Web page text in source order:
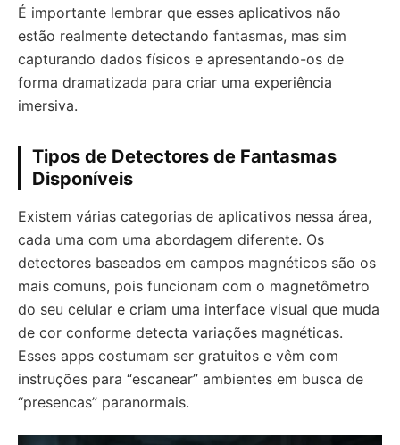
É importante lembrar que esses aplicativos não
estão realmente detectando fantasmas, mas sim
capturando dados físicos e apresentando-os de
forma dramatizada para criar uma experiência
imersiva.
Tipos de Detectores de Fantasmas
Disponíveis
Existem várias categorias de aplicativos nessa área,
cada uma com uma abordagem diferente. Os
detectores baseados em campos magnéticos são os
mais comuns, pois funcionam com o magnetômetro
do seu celular e criam uma interface visual que muda
de cor conforme detecta variações magnéticas.
Esses apps costumam ser gratuitos e vêm com
instruções para “escanear” ambientes em busca de
“presencas” paranormais.